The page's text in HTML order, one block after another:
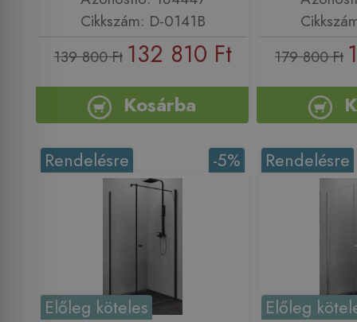
Cikkszám: D-0141B
139 800 Ft 132 810 Ft
Kosárba
179 800 Ft
-5%
Rendelésre
Előleg köteles
Rendelésre
Előleg